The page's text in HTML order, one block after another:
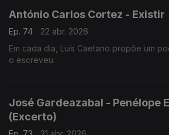
António Carlos Cortez - Existir
Ep. 74
22 abr. 2026
Em cada dia, Luís Caetano propõe um
o escreveu.
José Gardeazabal - Penélope
(Excerto)